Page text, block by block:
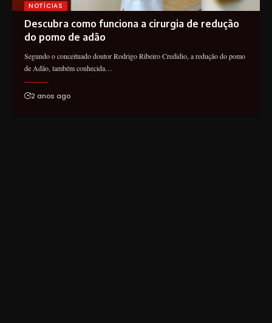
NOTÍCIAS
Descubra como funciona a cirurgia de redução
do pomo de adão
Segundo o conceituado doutor Rodrigo Ribeiro Credidio, a redução do pomo
de Adão, também conhecida…
2 anos ago